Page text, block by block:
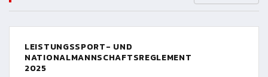
LEISTUNGSSPORT- UND
NATIONALMANNSCHAFTSREGLEMENT
2025